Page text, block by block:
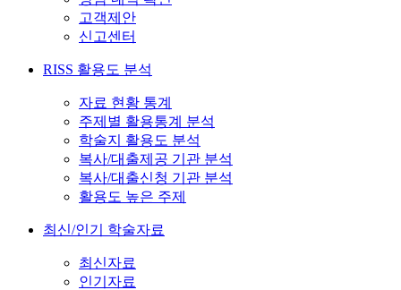
고객제안
신고센터
RISS 활용도 분석
자료 현황 통계
주제별 활용통계 분석
학술지 활용도 분석
복사/대출제공 기관 분석
복사/대출신청 기관 분석
활용도 높은 주제
최신/인기 학술자료
최신자료
인기자료